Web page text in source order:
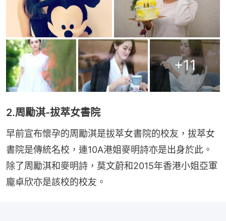
+11
2.周勵淇-拔萃女書院
早前宣布懷孕的周勵淇是拔萃女書院的校友，拔萃女
書院是傳統名校，連10A港姐麥明詩亦是出身於此。
除了周勵淇和麥明詩，莫文蔚和2015年香港小姐亞軍
龐卓欣亦是該校的校友。